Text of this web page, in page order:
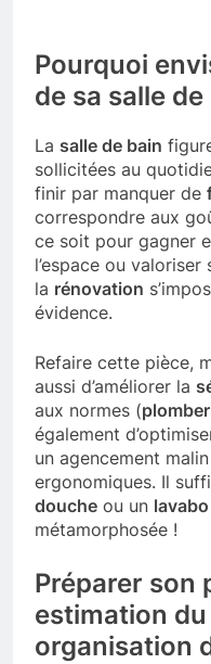
Pourquoi
de sa salle
La salle de bain
sollicitées au
finir par manquer de
correspondre aux
ce soit pour gagner
l’espace ou
la rénovation
évidence.
Refaire cette pièce,
aussi d’améliorer la
aux normes (
également
un agencement
ergonomiques. Il
douche ou un lavabo
métamorphosée !
Préparer son
estimation
organisation